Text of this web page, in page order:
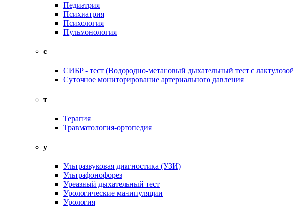
Педиатрия
Психиатрия
Психология
Пульмонология
с
СИБР - тест (Водородно-метановый дыхательный тест с
Суточное мониторирование артериального давления
т
Терапия
Травматология-ортопедия
у
Ультразвуковая диагностика (УЗИ)
Ультрафонофорез
Уреазный дыхательный тест
Урологические манипуляции
Урология